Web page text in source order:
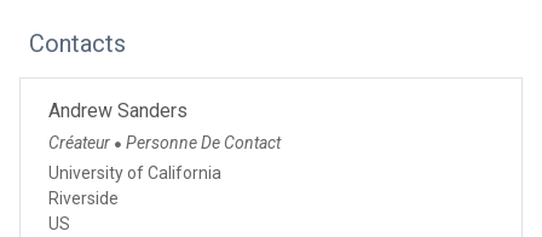
Contacts
Andrew Sanders
Créateur ● Personne De Contact
University of California
Riverside
US